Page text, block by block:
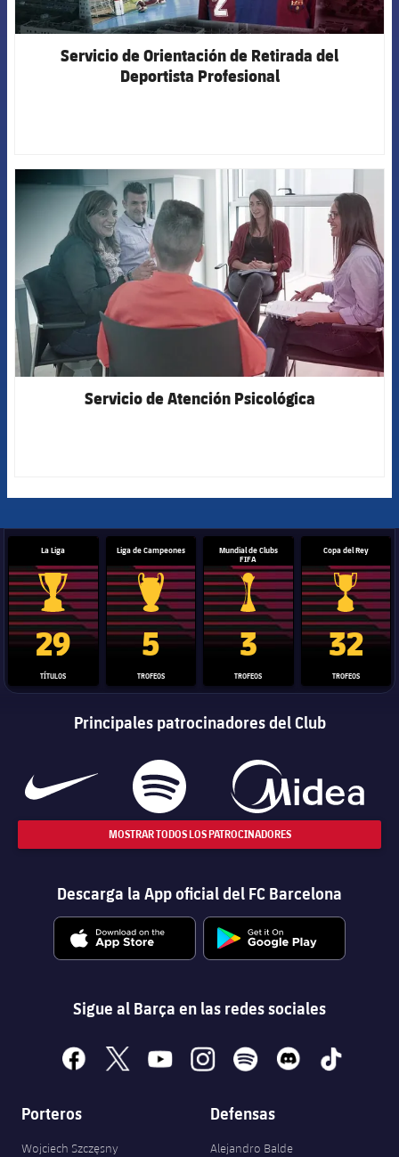
Servicio de Orientación de Retirada del
Deportista Profesional
FCB Barcelona badge
Servicio de Atención Psicológica
La Liga
Trofeo de La Liga
29
TÍTULOS
Liga de Campeones
Trofeo de la Liga de Campeones
5
TROFEOS
Mundial de Clubs
FIFA
Trofeo del Mundial de
3
TROFEOS
Copa del Rey
Copa del
32
TROFEOS
Principales patrocinadores del Club
MOSTRAR TODOS LOS PATROCINADORES
Descarga la App oficial del FC Barcelona
Sigue al Barça en las redes sociales
facebook
x youtubeinstagramspotify discord tiktok
Porteros
Wojciech Szczęsny
Defensas
Alejandro Balde